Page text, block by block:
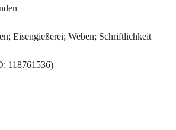
Eisengießerei; Weben; Schriftlichkeit
118761536)